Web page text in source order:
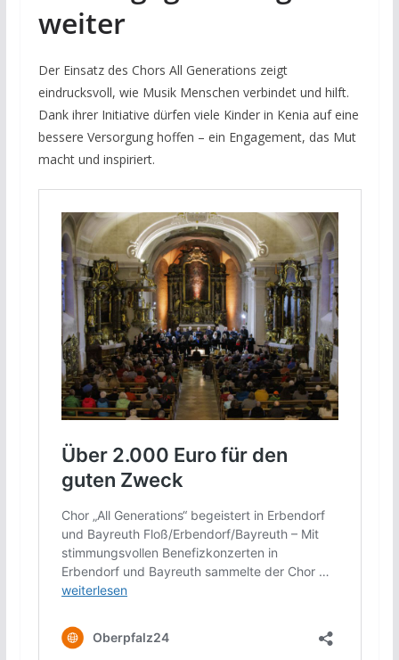
weiter
Der Einsatz des Chors All Generations zeigt
eindrucksvoll, wie Musik Menschen verbindet und hilft.
Dank ihrer Initiative dürfen viele Kinder in Kenia auf eine
bessere Versorgung hoffen – ein Engagement, das Mut
macht und inspiriert.